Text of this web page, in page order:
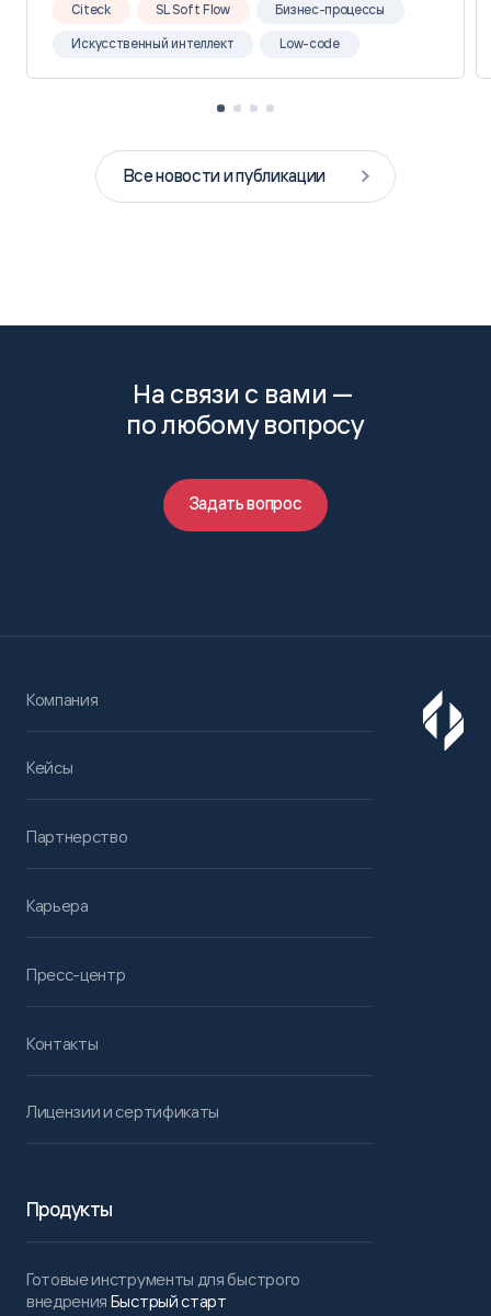
Citeck SL Soft Flow Бизнес-процессы
Искусственный интеллект Low-code
Все новости и публикации
На связи с вами —
по любому вопросу
Задать вопрос
Компания
Кейсы
Партнерство
Карьера
Пресс-центр
Контакты
Лицензии и сертификаты
Продукты
Готовые инструменты для быстрого
внедрения Быстрый старт